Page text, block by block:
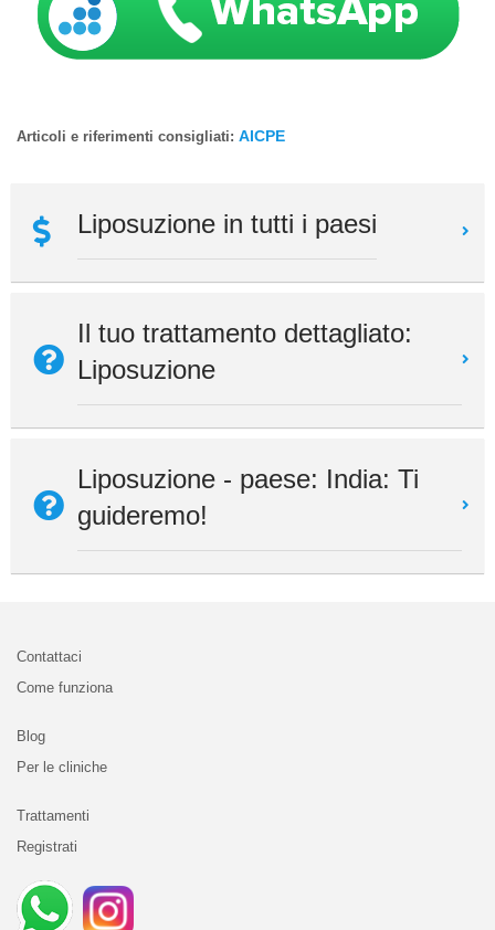
Articoli e riferimenti consigliati: AICPE
Liposuzione in tutti i paesi
Il tuo trattamento dettagliato:
Liposuzione
Liposuzione - paese: India: Ti
guideremo!
Contattaci
Come funziona
Blog
Per le cliniche
Trattamenti
Registrati